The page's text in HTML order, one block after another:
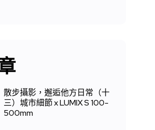
散步攝影，邂逅他方日常（十
三）城市細節 x LUMIX S 100-
500mm